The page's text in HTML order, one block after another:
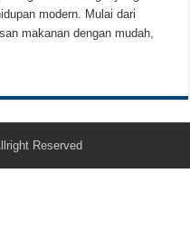
modern. Mulai dari
makanan dengan mudah,
Reserved